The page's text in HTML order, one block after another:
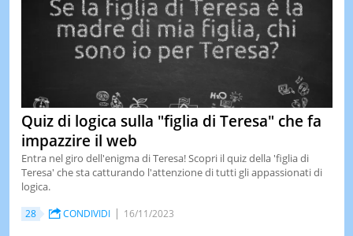
Quiz di logica sulla "figlia di Teresa" che fa
impazzire il web
Entra nel giro dell'enigma di Teresa! Scopri il quiz della 'figlia di
Teresa' che sta catturando l'attenzione di tutti gli appassionati di
logica.
28 CONDIVIDI 16/11/2023